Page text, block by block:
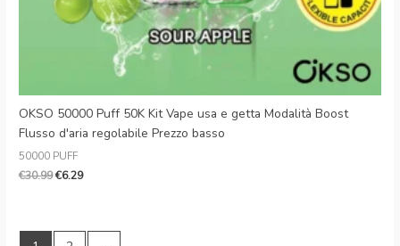
OKSO 50000 Puff 50K Kit Vape usa e getta Modalità Boost
Flusso d'aria regolabile Prezzo basso
50000 PUFF
€30.99€6.29